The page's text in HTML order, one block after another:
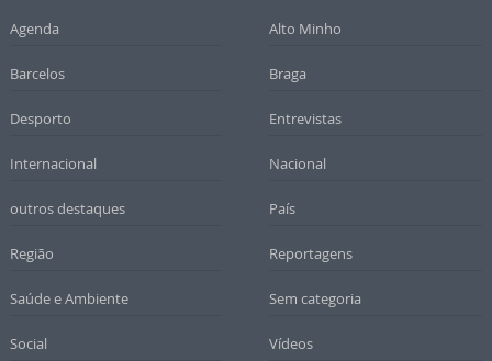
Agenda Alto Minho
Barcelos Braga
Desporto Entrevistas
Internacional Nacional
outros destaques País
Região Reportagens
Saúde e Ambiente Sem categoria
Social Vídeos